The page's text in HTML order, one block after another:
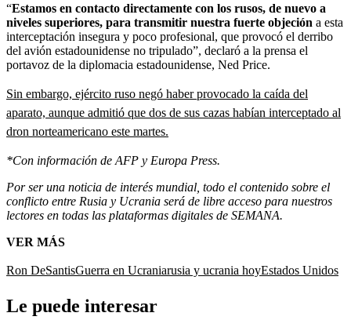
“Estamos en contacto directamente con los rusos, de nuevo a
niveles superiores, para transmitir nuestra fuerte objeción a esta
interceptación insegura y poco profesional, que provocó el derribo
del avión estadounidense no tripulado”, declaró a la prensa el
portavoz de la diplomacia estadounidense, Ned Price.
Sin embargo, ejército ruso negó haber provocado la caída del
aparato, aunque admitió que dos de sus cazas habían interceptado al
dron norteamericano este martes.
*Con información de AFP y Europa Press.
Por ser una noticia de interés mundial, todo el contenido sobre el
conflicto entre Rusia y Ucrania será de libre acceso para nuestros
lectores en todas las plataformas digitales de SEMANA.
VER MÁS
Ron DeSantisGuerra en Ucraniarusia y ucrania hoyEstados Unidos
Le puede interesar